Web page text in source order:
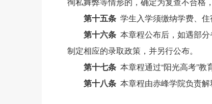
第十五条 学生入学须缴纳学费、
第十六条 本章程公布后，如遇部
制定相应的录取政策，并另行公布。
第十七条 本章程通过“阳光高考”教
第十八条 本章程由赤峰学院负责解